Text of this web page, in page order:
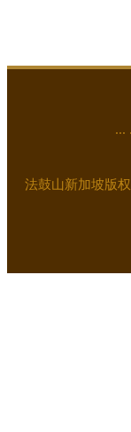
...
法鼓山新加坡版